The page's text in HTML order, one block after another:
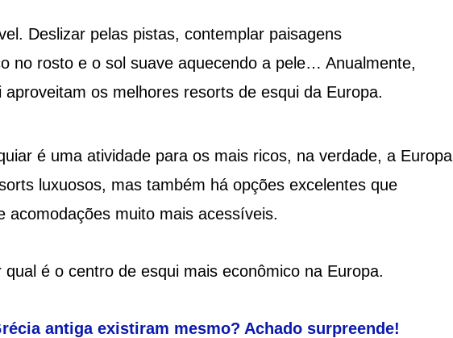
Deslizar pelas pistas, contemplar paisagens
no rosto e o sol suave aquecendo a pele… Anualmente,
os melhores resorts de esqui da Europa.
é uma atividade para os mais ricos, na verdade, a Europa
luxuosos, mas também há opções excelentes que
acomodações muito mais acessíveis.
é o centro de esqui mais econômico na Europa.
antiga existiram mesmo? Achado surpreende!